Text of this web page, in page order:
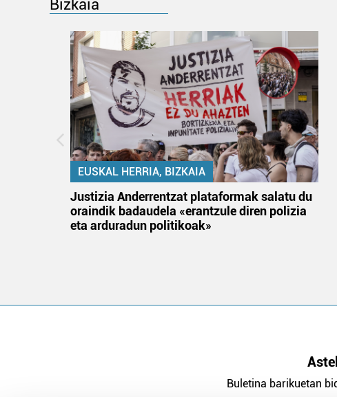
Bizkaia
EUSKAL HERRIA, BIZKAIA
Justizia Anderrentzat plataformak salatu du
oraindik badaudela «erantzule diren polizia
eta arduradun politikoak»
Buletina barikuetan